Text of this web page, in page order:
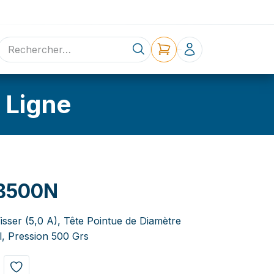
Contact
(5,0 A), Tête Pointue de Diamètre
Pression 500 Grs